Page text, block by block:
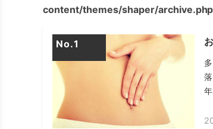
content/themes/shaper/archive.php
No.